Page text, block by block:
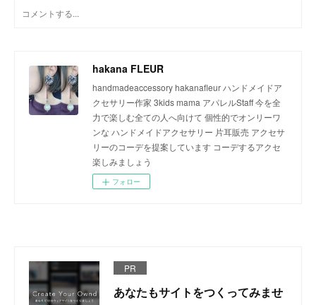
hakana FLEUR
handmadeaccessory hakanafleur ハンドメイドア
クセサリー作家 3kids mama アパレルStaff 今を全
力で楽しむ全ての人へ向けて 個性的でオンリーワ
ンな ハンドメイドアクセサリー 片耳販売 アクセサ
リーのコーデを提案しています コーデするアクセ
楽しみましょう
フォロー
PR
あなたもサイトをつくってみませ